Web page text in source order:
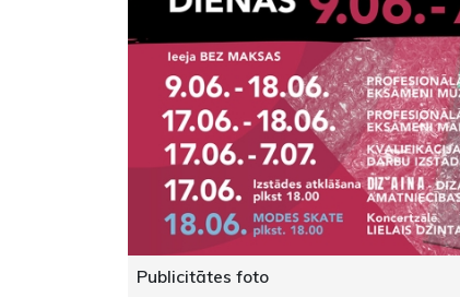
Publicitātes foto